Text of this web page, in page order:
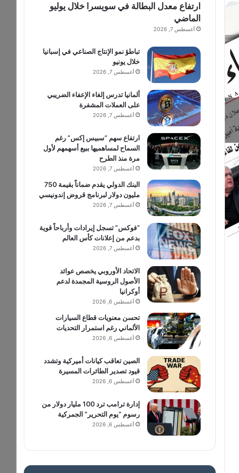
ارتفاع معدل البطالة في سويسرا خلال يوليو
الماضي
أغسطس 7, 2026
تباطؤ نمو الإنتاج الصناعي في إسبانيا
خلال يونيو
أغسطس 7, 2026
ألمانيا تدرس إلغاء الإعفاء الضريبي
على العملات المشفرة
أغسطس 7, 2026
ارتفاع سهم “سبيس إكس” رغم
السماح لمساهميها ببيع أسهمهم لأول
مرة منذ الطرح
أغسطس 7, 2026
البنك الدولي يقدم ضماناً بقيمة 750
مليون دولار لبرنامج قروض إندونيسي
أغسطس 7, 2026
“فوكس” تسجل إيرادات وأرباحاً قوية
بدعم من إعلانات كأس العالم
أغسطس 7, 2026
الاتحاد الأوروبي يخصص عوائد
الأصول الروسية المجمدة لدعم
أوكرانيا
أغسطس 6, 2026
تحسن معنويات قطاع السيارات
الألماني رغم استمرار التحديات
أغسطس 6, 2026
الصين تعاقب كيانات أميركية وتشدد
قيود تصدير الطائرات المسيرة
أغسطس 6, 2026
إدارة ترامب ترد 100 مليار دولار من
رسوم “يوم التحرير” الجمركية
أغسطس 6, 2026